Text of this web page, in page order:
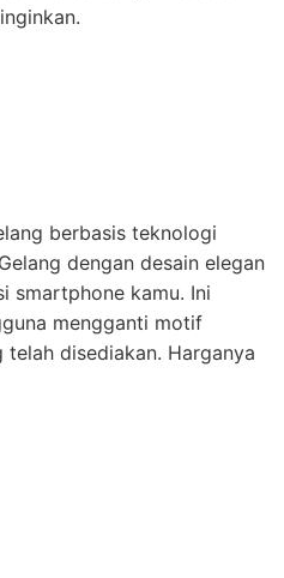
berbasis teknologi
dengan desain elegan
smartphone kamu. Ini
mengganti motif
disediakan. Harganya